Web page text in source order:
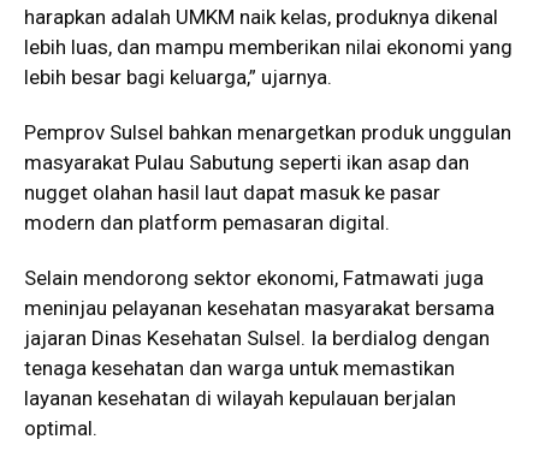
harapkan adalah UMKM naik kelas, produknya dikenal
lebih luas, dan mampu memberikan nilai ekonomi yang
lebih besar bagi keluarga,” ujarnya.
Pemprov Sulsel bahkan menargetkan produk unggulan
masyarakat Pulau Sabutung seperti ikan asap dan
nugget olahan hasil laut dapat masuk ke pasar
modern dan platform pemasaran digital.
Selain mendorong sektor ekonomi, Fatmawati juga
meninjau pelayanan kesehatan masyarakat bersama
jajaran Dinas Kesehatan Sulsel. Ia berdialog dengan
tenaga kesehatan dan warga untuk memastikan
layanan kesehatan di wilayah kepulauan berjalan
optimal.